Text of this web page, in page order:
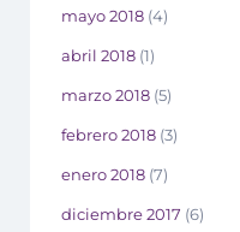
mayo 2018 (4)
abril 2018 (1)
marzo 2018 (5)
febrero 2018 (3)
enero 2018 (7)
diciembre 2017 (6)